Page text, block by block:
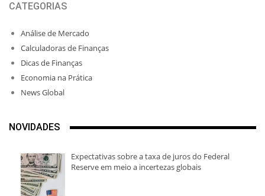
CATEGORIAS
Análise de Mercado
Calculadoras de Finanças
Dicas de Finanças
Economia na Prática
News Global
NOVIDADES
Expectativas sobre a taxa de juros do Federal
Reserve em meio a incertezas globais